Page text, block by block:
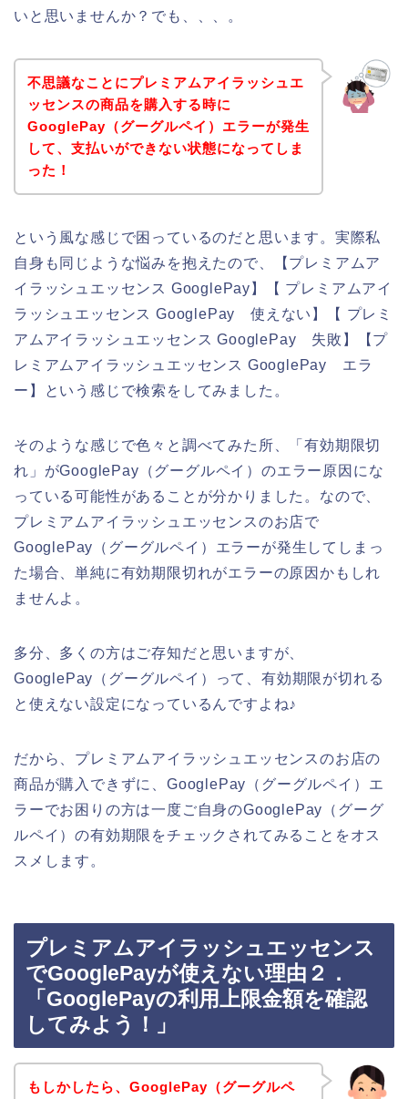
いと思いませんか？でも、、、。
不思議なことにプレミアムアイラッシュエ
ッセンスの商品を購入する時に
GooglePay（グーグルペイ）エラーが発生
して、支払いができない状態になってしま
った！
という風な感じで困っているのだと思います。実際私
自身も同じような悩みを抱えたので、【プレミアムア
イラッシュエッセンス GooglePay】【 プレミアムアイ
ラッシュエッセンス GooglePay 使えない】【 プレミ
アムアイラッシュエッセンス GooglePay 失敗】【プ
レミアムアイラッシュエッセンス GooglePay エラ
ー】という感じで検索をしてみました。
そのような感じで色々と調べてみた所、「有効期限切
れ」がGooglePay（グーグルペイ）のエラー原因にな
っている可能性があることが分かりました。なので、
プレミアムアイラッシュエッセンスのお店で
GooglePay（グーグルペイ）エラーが発生してしまっ
た場合、単純に有効期限切れがエラーの原因かもしれ
ませんよ。
多分、多くの方はご存知だと思いますが、
GooglePay（グーグルペイ）って、有効期限が切れる
と使えない設定になっているんですよね♪
だから、プレミアムアイラッシュエッセンスのお店の
商品が購入できずに、GooglePay（グーグルペイ）エ
ラーでお困りの方は一度ご自身のGooglePay（グーグ
ルペイ）の有効期限をチェックされてみることをオス
スメします。
プレミアムアイラッシュエッセンス
でGooglePayが使えない理由２．
「GooglePayの利用上限金額を確認
してみよう！」
もしかしたら、GooglePay（グーグルペ